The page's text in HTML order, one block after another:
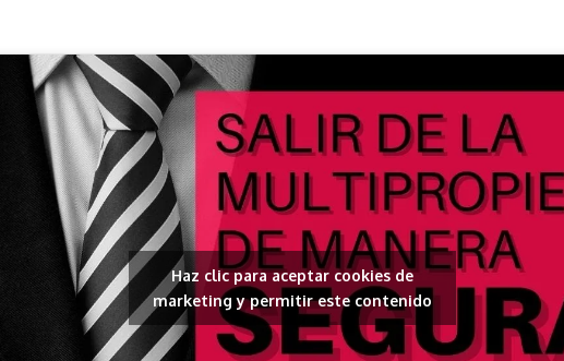
Haz clic para aceptar cookies de
marketing y permitir este contenido